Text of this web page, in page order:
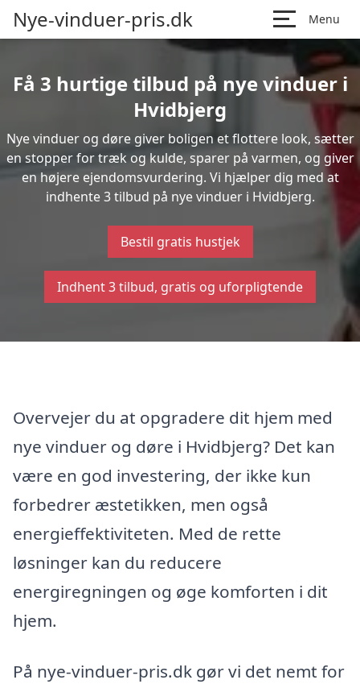
Nye-vinduer-pris.dk Menu
Få 3 hurtige tilbud på nye vinduer i
Hvidbjerg
Nye vinduer og døre giver boligen et flottere look, sætter
en stopper for træk og kulde, sparer på varmen, og giver
en højere ejendomsvurdering. Vi hjælper dig med at
indhente 3 tilbud på nye vinduer i Hvidbjerg.
Bestil gratis hustjek
Indhent 3 tilbud, gratis og uforpligtende
Overvejer du at opgradere dit hjem med
nye vinduer og døre i Hvidbjerg? Det kan
være en god investering, der ikke kun
forbedrer æstetikken, men også
energieffektiviteten. Med de rette
løsninger kan du reducere
energiregningen og øge komforten i dit
hjem.
På nye-vinduer-pris.dk gør vi det nemt for